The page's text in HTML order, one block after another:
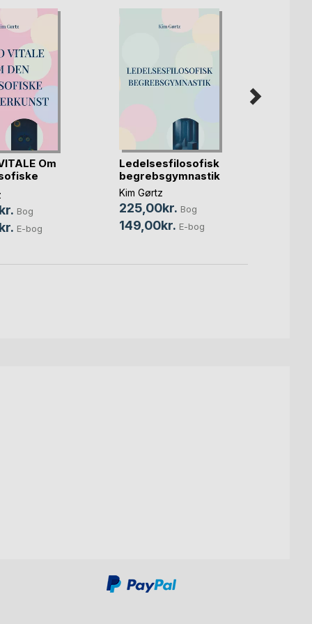
Om
Bog
E-bog
Ledelsesfilosofisk
begrebsgymnastik
Kim Gørtz
225,00kr. Bog
149,00kr. E-bog